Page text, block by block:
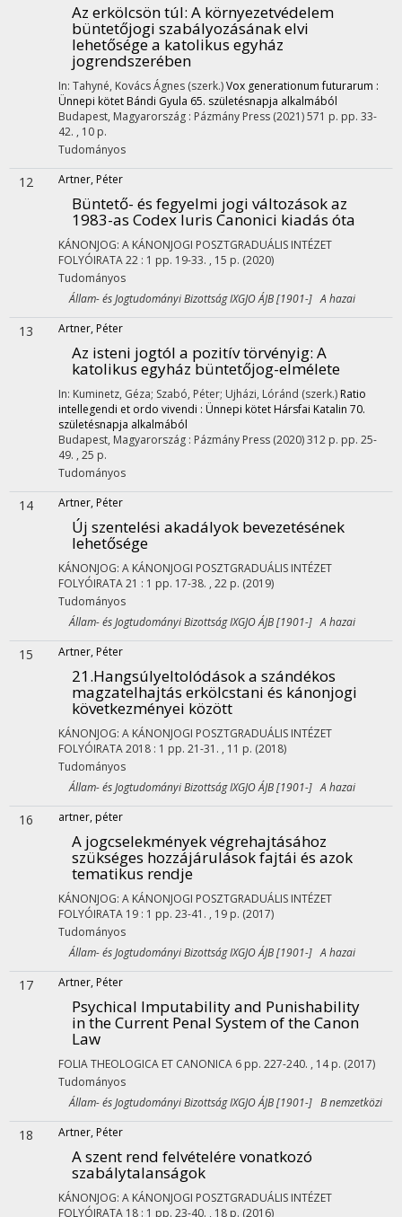
Az erkölcsön túl: A környezetvédelem
büntetőjogi szabályozásának elvi
lehetősége a katolikus egyház
jogrendszerében
In: Tahyné, Kovács Ágnes (szerk.)Vox generationum futurarum :
Ünnepi kötet Bándi Gyula 65. születésnapja alkalmából
Budapest, Magyarország : Pázmány Press (2021)571 p. pp. 33-
42. , 10 p.
Tudományos
12 Artner, Péter
Büntető- és fegyelmi jogi változások az
1983-as Codex Iuris Canonici kiadás óta
KÁNONJOG: A KÁNONJOGI POSZTGRADUÁLIS INTÉZET
FOLYÓIRATA22 : 1 pp. 19-33. , 15 p. (2020)
Tudományos
Állam- és Jogtudományi Bizottság IXGJO ÁJB [1901-] A hazai
13 Artner, Péter
Az isteni jogtól a pozitív törvényig: A
katolikus egyház büntetőjog-elmélete
In: Kuminetz, Géza; Szabó, Péter; Ujházi, Lóránd (szerk.) Ratio
intellegendi et ordo vivendi : Ünnepi kötet Hársfai Katalin 70.
születésnapja alkalmából
Budapest, Magyarország : Pázmány Press (2020)312 p. pp. 25-
49. , 25 p.
Tudományos
14 Artner, Péter
Új szentelési akadályok bevezetésének
lehetősége
KÁNONJOG: A KÁNONJOGI POSZTGRADUÁLIS INTÉZET
FOLYÓIRATA21 : 1 pp. 17-38. , 22 p. (2019)
Tudományos
Állam- és Jogtudományi Bizottság IXGJO ÁJB [1901-] A hazai
15 Artner, Péter
21.Hangsúlyeltolódások a szándékos
magzatelhajtás erkölcstani és kánonjogi
következményei között
KÁNONJOG: A KÁNONJOGI POSZTGRADUÁLIS INTÉZET
FOLYÓIRATA2018 : 1 pp. 21-31. , 11 p. (2018)
Tudományos
Állam- és Jogtudományi Bizottság IXGJO ÁJB [1901-] A hazai
16 artner, péter
A jogcselekmények végrehajtásához
szükséges hozzájárulások fajtái és azok
tematikus rendje
KÁNONJOG: A KÁNONJOGI POSZTGRADUÁLIS INTÉZET
FOLYÓIRATA 19 : 1 pp. 23-41. , 19 p. (2017)
Tudományos
Állam- és Jogtudományi Bizottság IXGJO ÁJB [1901-] A hazai
17 Artner, Péter
Psychical Imputability and Punishability
in the Current Penal System of the Canon
Law
FOLIA THEOLOGICA ET CANONICA 6 pp. 227-240. , 14 p. (2017)
Tudományos
Állam- és Jogtudományi Bizottság IXGJO ÁJB [1901-] B nemzetközi
18 Artner, Péter
A szent rend felvételére vonatkozó
szabálytalanságok
KÁNONJOG: A KÁNONJOGI POSZTGRADUÁLIS INTÉZET
FOLYÓIRATA 18 : 1 pp. 23-40. , 18 p. (2016)